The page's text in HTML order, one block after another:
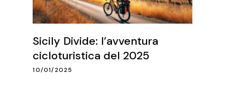
Sicily Divide: l’avventura
cicloturistica del 2025
10/01/2025